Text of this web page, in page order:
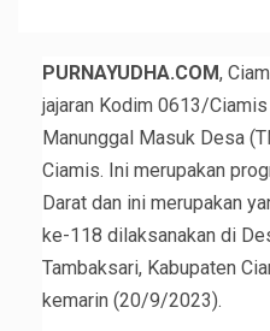
PURNAYUDHA.COM,
jajaran Kodim 0613/
Manunggal Masuk Desa
Ciamis. Ini merupakan
Darat dan ini merupakan
ke-118 dilaksanakan di
Tambaksari, Kabupaten
kemarin (20/9/2023).